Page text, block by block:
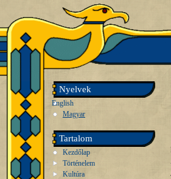
Nyelvek
English
Magyar
Tartalom
Kezdőlap
Történelem
Kultúra